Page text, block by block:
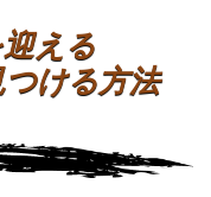
える
ける方法